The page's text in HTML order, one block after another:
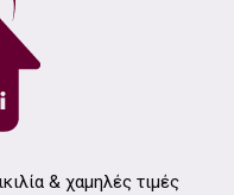
& χαμηλές τιμές